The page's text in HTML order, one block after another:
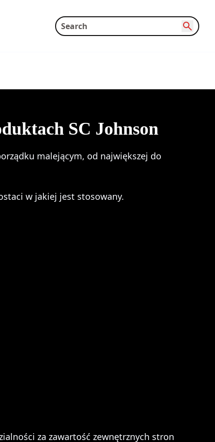
SC Johnson
malejącym, od największej do
w jakiej jest stosowany.
za zawartość zewnętrznych stron